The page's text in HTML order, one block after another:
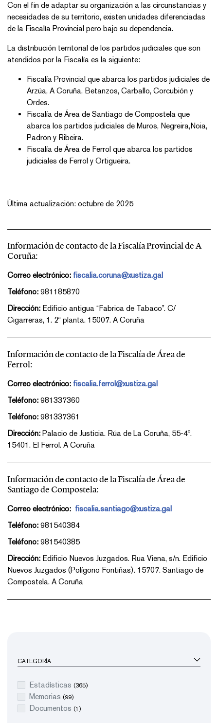
Con el fin de adaptar su organización a las circunstancias y
necesidades de su territorio, existen unidades diferenciadas
de la Fiscalía Provincial pero bajo su dependencia.
La distribución territorial de los partidos judiciales que son
atendidos por la Fiscalía es la siguiente:
Fiscalía Provincial que abarca los partidos judiciales de
Arzúa, A Coruña, Betanzos, Carballo, Corcubión y
Ordes.
Fiscalía de Área de Santiago de Compostela que
abarca los partidos judiciales de Muros, Negreira,Noia,
Padrón y Ribeira.
Fiscalía de Área de Ferrol que abarca los partidos
judiciales de Ferrol y Ortigueira.
Última actualización: octubre de 2025
Información de contacto de la Fiscalía Provincial de A
Coruña:
Correo electrónico: fiscalia.coruna@xustiza.gal
Teléfono: 981185870
Dirección: Edificio antigua “Fabrica de Tabaco”. C/
Cigarreras, 1. 2ª planta. 15007. A Coruña
Información de contacto de la Fiscalía de Área de
Ferrol:
Correo electrónico: fiscalia.ferrol@xustiza.gal
Teléfono: 981337360
Teléfono: 981337361
Dirección: Palacio de Justicia. Rúa de La Coruña, 55-4º.
15401. El Ferrol. A Coruña
Información de contacto de la Fiscalía de Área de
Santiago de Compostela:
Correo electrónico: fiscalia.santiago@xustiza.gal
Teléfono: 981540384
Teléfono: 981540385
Dirección: Edificio Nuevos Juzgados. Rua Viena, s/n. Edificio
Nuevos Juzgados (Polígono Fontiñas). 15707. Santiago de
Compostela. A Coruña
CATEGORÍA
Estadísticas (365)
Memorias (99)
Documentos (1)